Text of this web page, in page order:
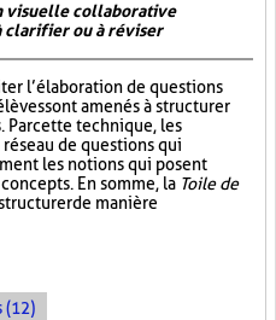
visuelle collaborative
clarifier ou à réviser
l’élaboration de questions
sont amenés à structurer
Par cette technique, les
de questions qui
les notions qui posent
En somme, la Toile de
de manière
(12)